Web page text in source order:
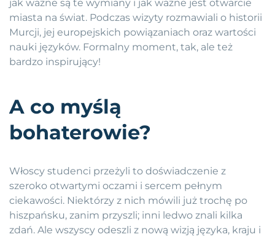
jak ważne są te wymiany i jak ważne jest otwarcie
miasta na świat. Podczas wizyty rozmawiali o historii
Murcji, jej europejskich powiązaniach oraz wartości
nauki języków. Formalny moment, tak, ale też
bardzo inspirujący!
A co myślą
bohaterowie?
Włoscy studenci przeżyli to doświadczenie z
szeroko otwartymi oczami i sercem pełnym
ciekawości. Niektórzy z nich mówili już trochę po
hiszpańsku, zanim przyszli; inni ledwo znali kilka
zdań. Ale wszyscy odeszli z nową wizją języka, kraju i